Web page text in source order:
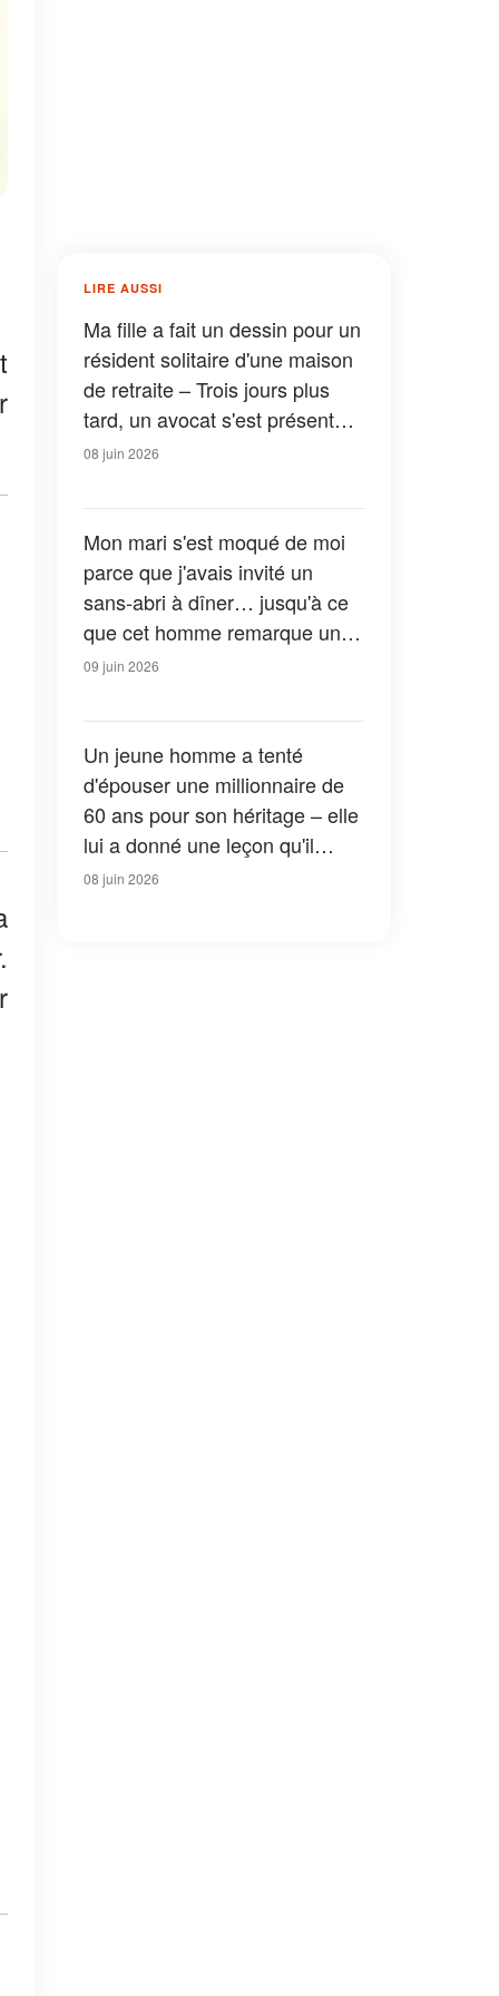
LIRE AUSSI
Ma fille a fait un dessin pour un
résident solitaire d'une maison
de retraite – Trois jours plus
tard, un avocat s'est présenté à
notre porte
08 juin 2026
Mon mari s'est moqué de moi
parce que j'avais invité un
sans-abri à dîner… jusqu'à ce
que cet homme remarque un
détail sur notre photo de
09 juin 2026
Un jeune homme a tenté
d'épouser une millionnaire de
60 ans pour son héritage – elle
lui a donné une leçon qu'il
n'oubliera jamais
08 juin 2026